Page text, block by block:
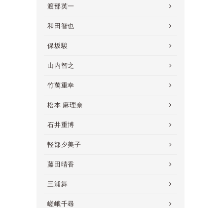
渡部英一
和田智也
保坂駿
山内智之
竹萬重幸
松本 麻理奈
石井重博
軽部夕美子
藤田晴香
三浦舞
嵯峨千尋